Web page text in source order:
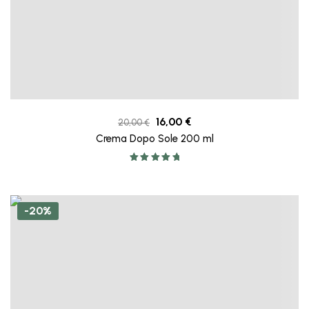
20,00€ 16,00 €
Crema Dopo Sole 200 ml
-20%